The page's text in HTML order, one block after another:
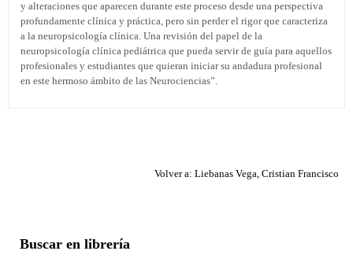
y alteraciones que aparecen durante este proceso desde una perspectiva
profundamente clínica y práctica, pero sin perder el rigor que caracteriza
a la neuropsicología clínica. Una revisión del papel de la
neuropsicología clínica pediátrica que pueda servir de guía para aquellos
profesionales y estudiantes que quieran iniciar su andadura profesional
en este hermoso ámbito de las Neurociencias”.
Volver a: Liebanas Vega, Cristian Francisco
Buscar en librería